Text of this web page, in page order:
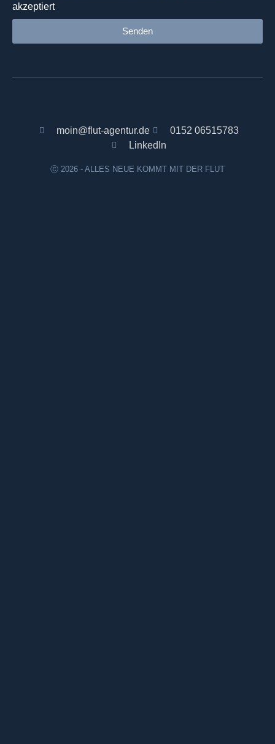
akzeptiert
Senden
moin@flut-agentur.de
0152 06515783
LinkedIn
Ⓒ 2026 - ALLES NEUE KOMMT MIT DER FLUT